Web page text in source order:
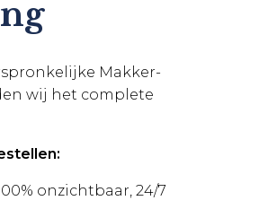
Makker-
wij het complete
onzichtbaar, 24/7